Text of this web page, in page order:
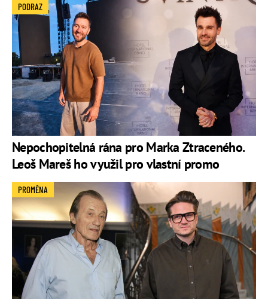
Nepochopitelná rána pro Marka Ztraceného.
Leoš Mareš ho využil pro vlastní promo
PODRAZ
PROMĚNA